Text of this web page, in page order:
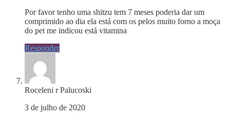
Por favor tenho uma shitzu tem 7 meses poderia dar um
comprimido ao dia ela está com os pelos muito forno a moça
do pet me indicou está vitamina
Responder
Roceleni r Palucoski
3 de julho de 2020